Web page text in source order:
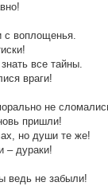
воплощенья.
все тайны.
враги!
не
пришли!
но души те же!
– дураки!
ведь не забыли!